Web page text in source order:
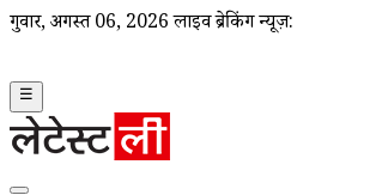
गुरूवार, अगस्त 06, 2026 लाइव ब्रेकिंग न्यूज़:
☰